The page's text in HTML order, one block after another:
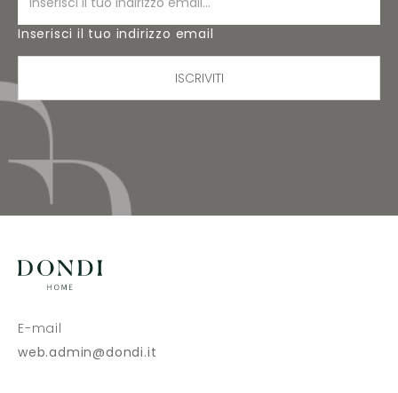
Inserisci il tuo indirizzo email
ISCRIVITI
E-mail
web.admin@dondi.it